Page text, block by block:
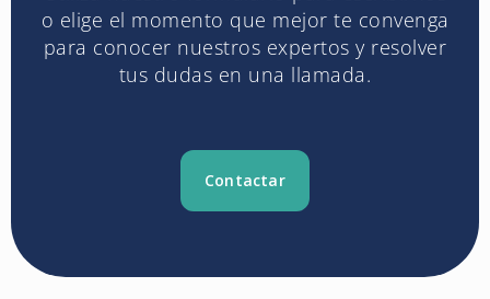
o elige el momento que mejor te convenga
para conocer nuestros expertos y resolver
tus dudas en una llamada.
Contactar